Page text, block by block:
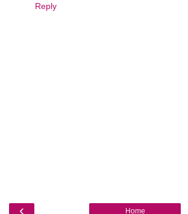
Reply
‹ Home